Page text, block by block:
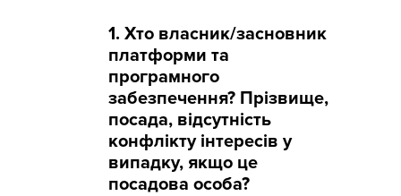
1. Хто власник/засновник
платформи та
програмного
забезпечення? Прізвище,
посада, відсутність
конфлікту інтересів у
випадку, якщо це
посадова особа?